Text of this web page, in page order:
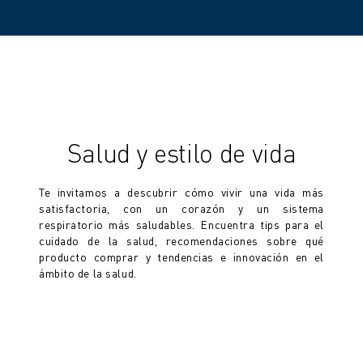
Salud y estilo de vida
Te invitamos a descubrir cómo vivir una vida más
satisfactoria, con un corazón y un sistema
respiratorio más saludables. Encuentra tips para el
cuidado de la salud, recomendaciones sobre qué
producto comprar y tendencias e innovación en el
ámbito de la salud.